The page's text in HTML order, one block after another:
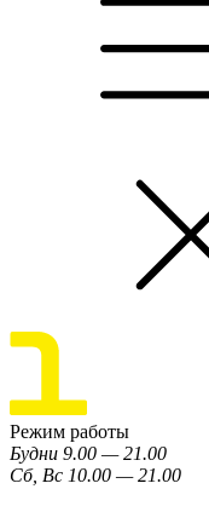
Режим работы
Будни 9.00 — 21.00
Сб, Вс 10.00 — 21.00